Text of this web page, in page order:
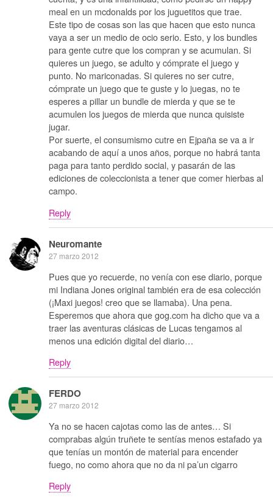
meal en un mcdonalds por los juguetitos que trae.
Este tipo de cosas son las que hacen que esto nunca
vaya a ser un medio de ocio serio. Esto, y los bundles
para gente cutre que los compran y se acumulan. Si
quieres un juego, se adulto y cómprate el juego y
punto. No mariconadas. Si quieres no ser cutre,
cómprate un juego que te guste y lo juegas, no te
esperes a pillar un bundle de mierda y que se te
acumulen los juegos de mierda que nunca quisiste
jugar.
Por suerte, el consumismo cutre en Ejpaña se va a ir
acabando de aquí a unos años, porque no habrá tanta
paga para tanto perdido social, y pasarán de las
ediciones de coleccionista a tener que comer hierbas al
campo.
Reply
Neuromante
27 marzo 2012
Pues que yo recuerde, no venía con ese diario, porque
mi Indiana Jones original también era de esa colección
(¡Maxi juegos! creo que se llamaba). Una pena.
Esperemos que ahora que gog.com ha dicho que va a
traer las aventuras clásicas de Lucas tengamos al
menos una edición digital del diario…
Reply
FERDO
27 marzo 2012
Ya no se hacen cajotas como las de antes… Si
comprabas algún truñete te sentías menos estafado ya
que tenías un montón de material para encender
fuego, no como ahora que no da ni pa’un cigarro
Reply